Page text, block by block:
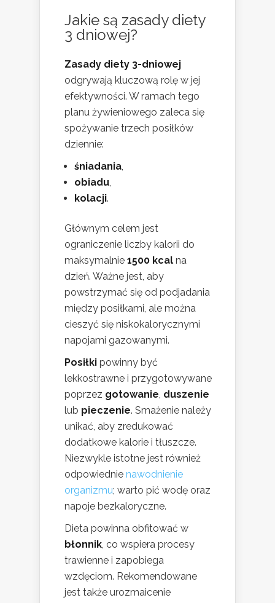
Jakie są zasady diety
3 dniowej?
Zasady diety 3-dniowej
odgrywają kluczową rolę w jej
efektywności. W ramach tego
planu żywieniowego zaleca się
spożywanie trzech posiłków
dziennie:
śniadania
obiadu
kolacji.
Głównym celem jest
ograniczenie liczby kalorii do
maksymalnie 1500 kcal na
dzień. Ważne jest, aby
powstrzymać się od podjadania
między posiłkami, ale można
cieszyć się niskokalorycznymi
napojami gazowanymi.
Posiłki powinny być
lekkostrawne i przygotowywane
poprzez gotowanie duszenie
lub pieczenie. Smażenie należy
unikać, aby zredukować
dodatkowe kalorie i tłuszcze.
Niezwykle istotne jest również
odpowiednie nawodnienie
organizmu; warto pić wodę oraz
napoje bezkaloryczne.
Dieta powinna obfitować w
błonnik , co wspiera procesy
trawienne i zapobiega
wzdęciom. Rekomendowane
jest także urozmaicenie